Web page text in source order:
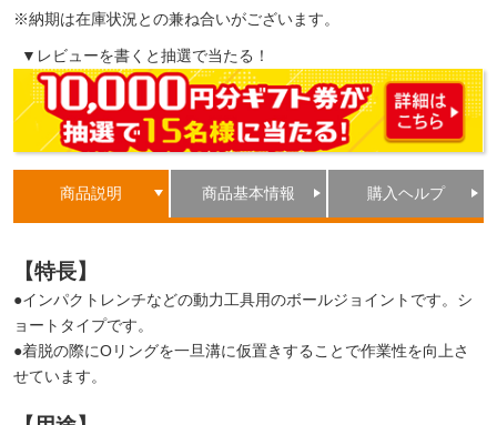
※納期は在庫状況との兼ね合いがございます。
▼レビューを書くと抽選で当たる！
商品説明 商品基本情報 購入ヘルプ
【特長】
●インパクトレンチなどの動力工具用のボールジョイントです。シ
ョートタイプです。
●着脱の際にOリングを一旦溝に仮置きすることで作業性を向上さ
せています。